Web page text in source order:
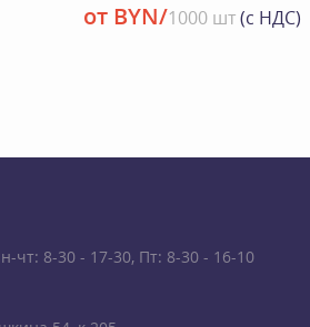
от BYN/1000 шт(с НДС)
чт: 8-30 - 17-30, Пт: 8-30 - 16-10